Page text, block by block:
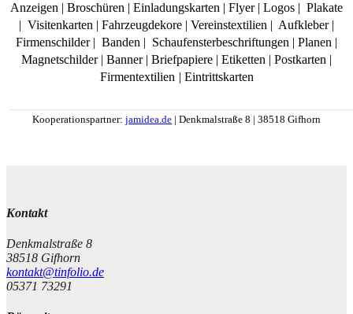
Anzeigen | Broschüren | Einladungskarten | Flyer | Logos | Plakate
| Visitenkarten | Fahrzeugdekore | Vereinstextilien | Aufkleber |
Firmenschilder | Banden | Schaufensterbeschriftungen | Planen |
Magnetschilder | Banner | Briefpapiere | Etiketten | Postkarten |
Firmentextilien | Eintrittskarten
Kooperationspartner: jamidea.de | Denkmalstraße 8 | 38518 Gifhorn
Kontakt
Denkmalstraße 8
38518 Gifhorn
kontakt@tinfolio.de
05371 73291